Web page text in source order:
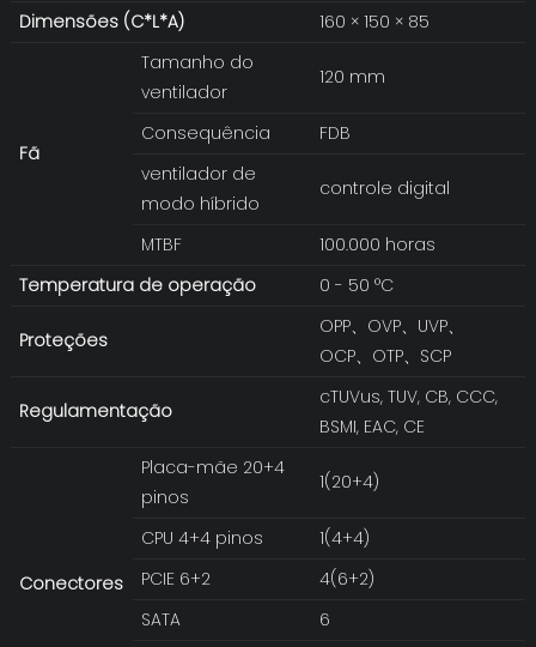
Dimensões (C*L*A)
160 × 150 × 85
Fã
Tamanho do
ventilador
120 mm
Consequência
FDB
ventilador de
modo híbrido
controle digital
MTBF
100.000 horas
Temperatura de operação
0 - 50 °C
Proteções
OPP、OVP、UVP、
OCP、OTP、SCP
Regulamentação
cTUVus, TUV, CB, CCC,
BSMI, EAC, CE
Conectores
Placa-mãe 20+4
pinos
1(20+4)
CPU 4+4 pinos
1(4+4)
PCIE 6+2
4(6+2)
SATA
6